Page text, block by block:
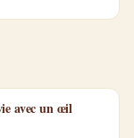
avec un œil